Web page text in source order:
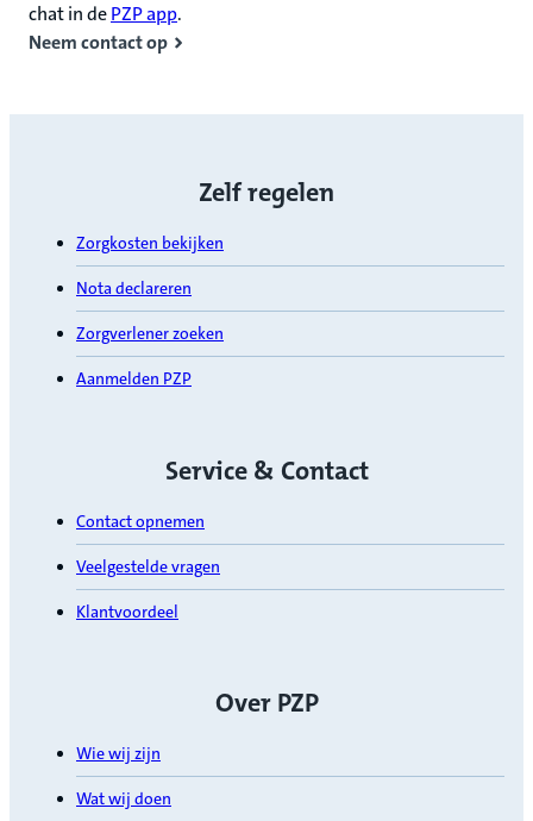
chat in dePZP app.
Neem contact op
Zelf regelen
Zorgkosten bekijken
Nota declareren
Zorgverlener zoeken
Aanmelden PZP
Service & Contact
Contact opnemen
Veelgestelde vragen
Klantvoordeel
Over PZP
Wie wij zijn
Wat wij doen